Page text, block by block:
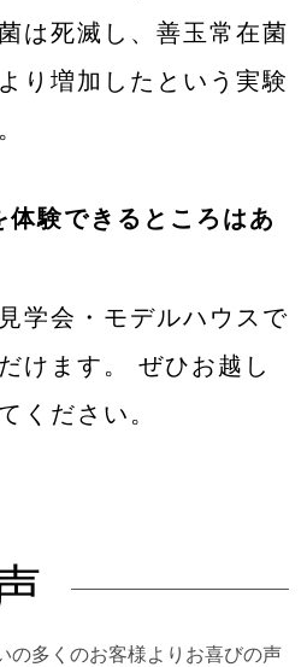
は死滅し、善玉常在菌
り増加したという実験
験できるところはあ
学会・モデルハウスで
けます。 ぜひお越し
ください。
の多くのお客様よりお喜びの声